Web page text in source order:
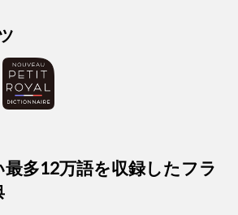
多12万語を収録したフラ